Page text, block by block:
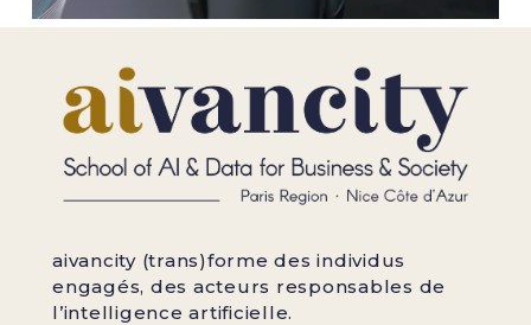
aivancity (trans)forme des individus
engagés, des acteurs responsables de
l’intelligence artificielle.